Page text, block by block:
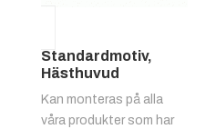
Standardmotiv,
Hästhuvud
Kan monteras på alla
våra produkter som har